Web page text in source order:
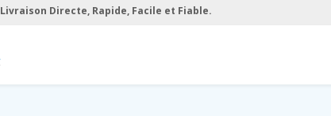
Livraison Directe, Rapide, Facile et Fiable.